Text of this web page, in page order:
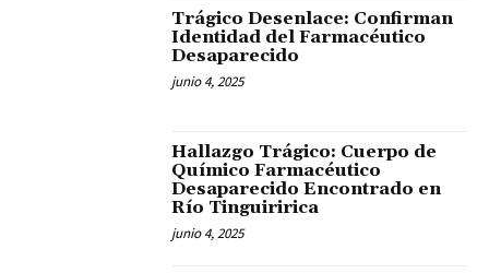
Trágico Desenlace: Confirman
Identidad del Farmacéutico
Desaparecido
junio 4, 2025
Hallazgo Trágico: Cuerpo de
Químico Farmacéutico
Desaparecido Encontrado en
Río Tinguiririca
junio 4, 2025